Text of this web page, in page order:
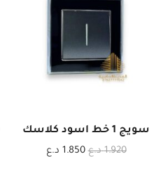
سويج 1 خط اسود كلاسك
1.920 د.ع 1.850 د.ع